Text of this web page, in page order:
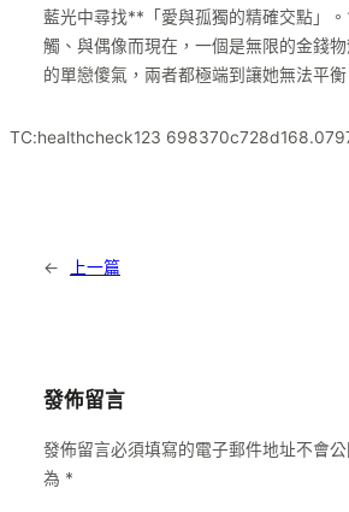
藍光中尋找**「愛與孤獨的精確交點」
觸、與偶像而現在，一個是無限的金錢
的單戀傻氣，兩者都極端到讓她無法平衡
TC:healthcheck123
← 上一篇
發佈留言
發佈留言必須填寫的電子郵件地址不會公
為 *